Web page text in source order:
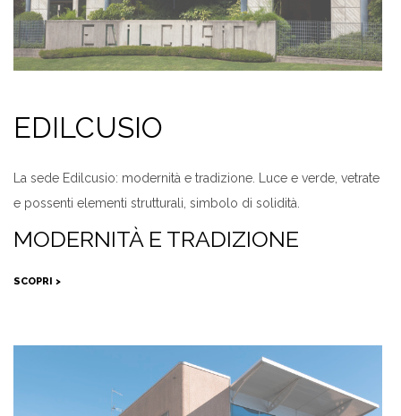
EDILCUSIO
La sede Edilcusio: modernità e tradizione. Luce e verde, vetrate
e possenti elementi strutturali, simbolo di solidità.
MODERNITÀ E TRADIZIONE
SCOPRI >